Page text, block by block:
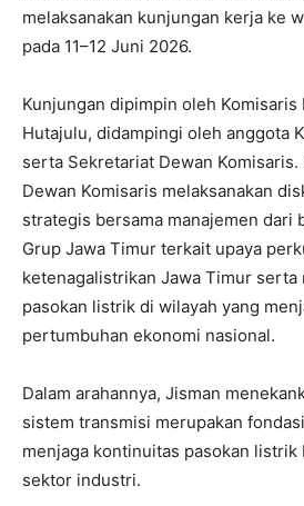
melaksanakan kunjungan kerja ke
pada 11–12 Juni 2026.
Kunjungan dipimpin oleh Komisaris
Hutajulu, didampingi oleh anggota
serta Sekretariat Dewan Komisaris.
Dewan Komisaris melaksanakan
strategis bersama manajemen dari
Grup Jawa Timur terkait upaya
ketenagalistrikan Jawa Timur serta
pasokan listrik di wilayah yang
pertumbuhan ekonomi nasional.
Dalam arahannya, Jisman
sistem transmisi merupakan
menjaga kontinuitas pasokan listrik
sektor industri.